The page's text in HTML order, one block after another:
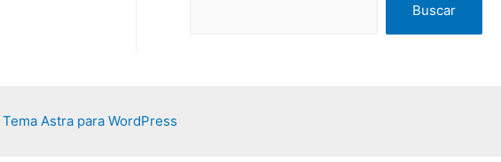
Buscar
Tema Astra para WordPress